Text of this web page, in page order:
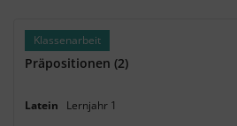
Klassenarbeit
Präpositionen (2)
Latein Lernjahr 1